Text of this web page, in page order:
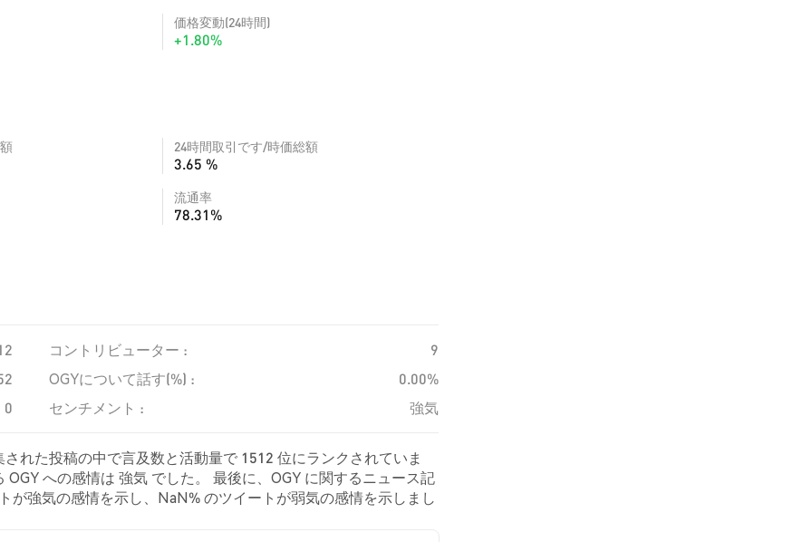
価格変動(24時間)
+1.80%
24時間取引です/時価総額
3.65 %
流通率
78.31%
コントリビューター :
9
OGYについて話す(%) :
0.00%
0 センチメント : 強気
れた投稿の中で言及数と活動量で 1512 位にランクされていま
への感情は 強気 でした。 最後に、OGY に関するニュース記
強気の感情を示し、NaN% のツイートが弱気の感情を示しまし